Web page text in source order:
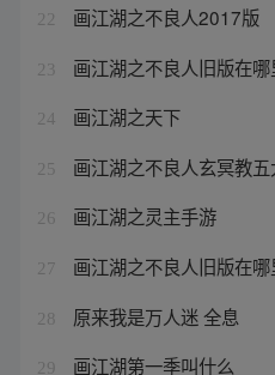
22 画江湖之不良人2017版
23 画江湖之不良人旧版在哪
24 画江湖之天下
25 画江湖之不良人玄冥教
26 画江湖之灵主手游
27 画江湖之不良人旧版在
28 原来我是万人迷 全息
29 画江湖第一季叫什么